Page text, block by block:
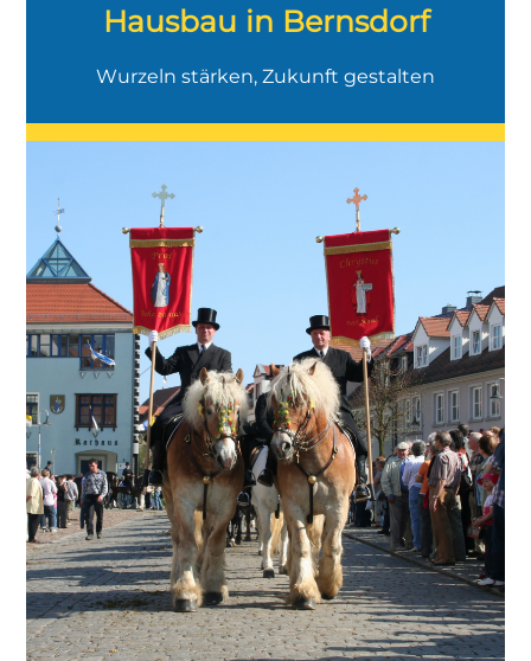
Hausbau in Bernsdorf
Wurzeln stärken, Zukunft gestalten
traditionelles Brauchtum und
lebendige Veranstaltungen am Puls der
Lausitz.